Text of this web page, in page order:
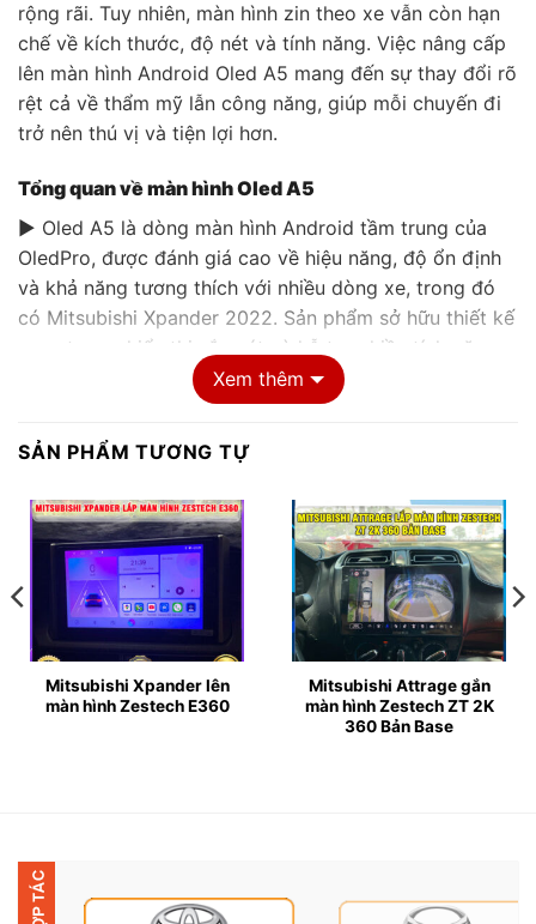
rộng rãi. Tuy nhiên, màn hình zin theo xe vẫn còn hạn
chế về kích thước, độ nét và tính năng. Việc nâng cấp
lên màn hình Android Oled A5 mang đến sự thay đổi rõ
rệt cả về thẩm mỹ lẫn công năng, giúp mỗi chuyến đi
trở nên thú vị và tiện lợi hơn.
Tổng quan về màn hình Oled A5
▶ Oled A5 là dòng màn hình Android tầm trung của
OledPro, được đánh giá cao về hiệu năng, độ ổn định
và khả năng tương thích với nhiều dòng xe, trong đó
có Mitsubishi Xpander 2022. Sản phẩm sở hữu thiết kế
sang trọng, hiển thị sắc nét và hỗ trợ nhiều tính năng
● Ram 2GB, Bộ nhớ 32GB
● Tấm nền QLED 1280×720
● Hỗ trợ sim 4G, Wifi 5G
● CPU : TS18, 8 nhân 64bit
● Bảo hành 18 tháng chính hãng
Xem thêm
SẢN PHẨM TƯƠNG TỰ
Mitsubishi Xpander lên
màn hình Zestech E360
Mitsubishi Attrage gắn
màn hình Zestech ZT 2K
360 Bản Base